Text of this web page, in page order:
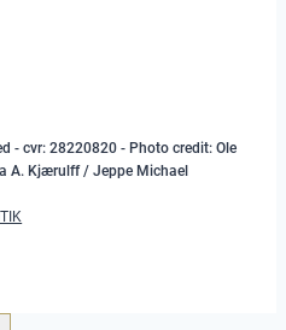
- cvr: 28220820 - Photo credit: Ole
A. Kjærulff / Jeppe Michael